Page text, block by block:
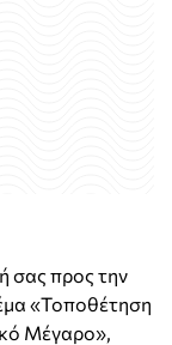
σας προς την
«Τοποθέτηση
Μέγαρο»,